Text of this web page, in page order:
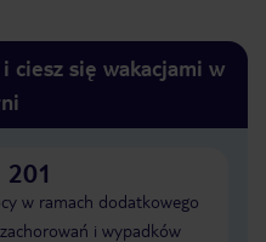
ciesz się wakacjami w
w ramach dodatkowego
i wypadków